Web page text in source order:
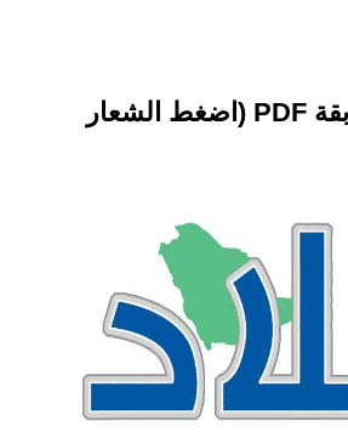
الاصدارات السابقة PDF (اضغط الشعار